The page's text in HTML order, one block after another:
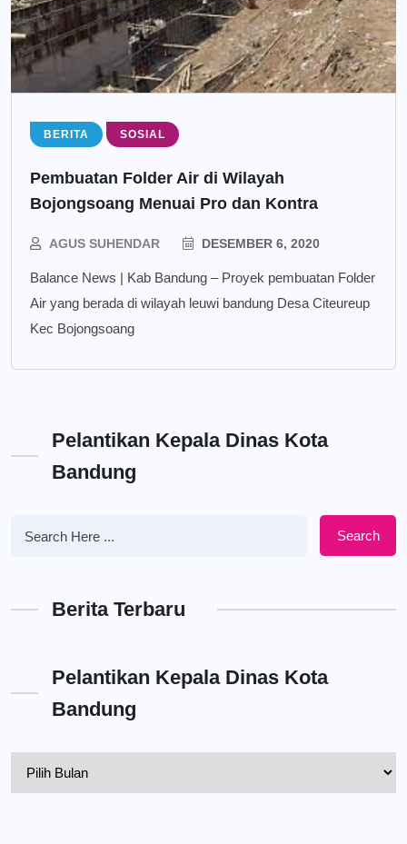
BERITA SOSIAL
Pembuatan Folder Air di Wilayah
Bojongsoang Menuai Pro dan Kontra
AGUS SUHENDAR DESEMBER 6, 2020
Balance News | Kab Bandung – Proyek pembuatan Folder
Air yang berada di wilayah leuwi bandung Desa Citeureup
Kec Bojongsoang
Pelantikan Kepala Dinas Kota
Bandung
Search
Berita Terbaru
Pelantikan Kepala Dinas Kota
Bandung